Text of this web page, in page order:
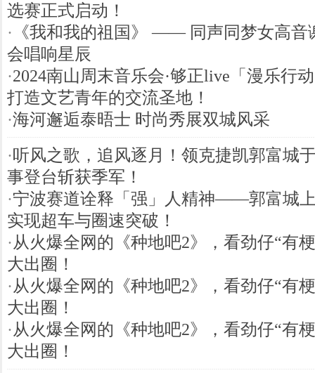
选赛正式启动！
· 《我和我的祖国》 —— 同声同梦女高音
会唱响星辰
·2024南山周末音乐会·够正live「漫乐行
打造文艺青年的交流圣地！
·海河邂逅泰晤士 时尚秀展双城风采
·听风之歌，追风逐月！领克捷凯郭富城
事登台斩获季军！
·宁波赛道诠释「强」人精神——郭富城
实现超车与圈速突破！
·从火爆全网的《种地吧2》，看劲仔“有
大出圈！
·从火爆全网的《种地吧2》，看劲仔“有
大出圈！
·从火爆全网的《种地吧2》，看劲仔“有
大出圈！